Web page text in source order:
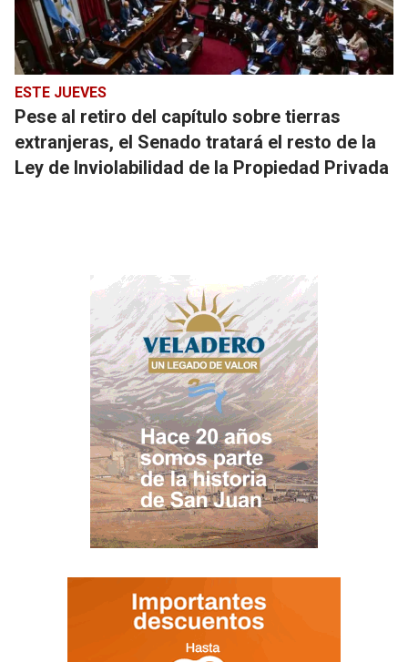
ESTE JUEVES
Pese al retiro del capítulo sobre tierras
extranjeras, el Senado tratará el resto de la
Ley de Inviolabilidad de la Propiedad Privada